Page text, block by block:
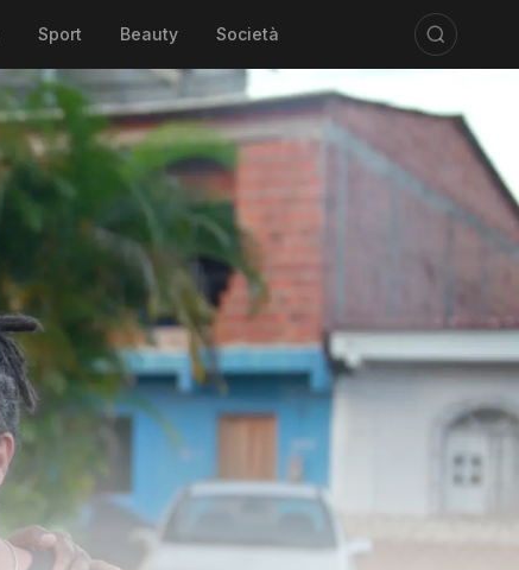
Sport Beauty Società